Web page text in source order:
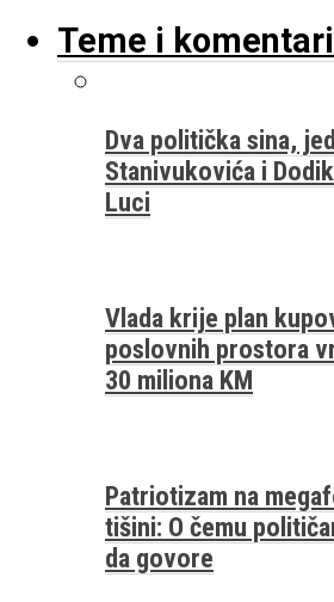
Teme i komentari
Dva politička sina,
Stanivukovića i
Luci
Vlada krije plan
poslovnih prostora
30 miliona KM
Patriotizam na
tišini: O čemu
da govore